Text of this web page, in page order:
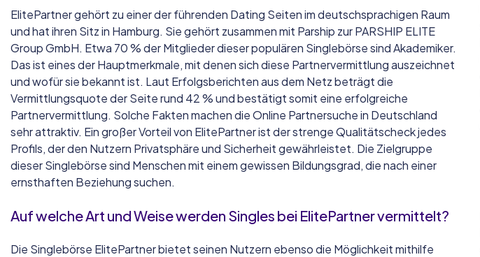
ElitePartner gehört zu einer der führenden Dating Seiten im deutschsprachigen Raum
und hat ihren Sitz in Hamburg. Sie gehört zusammen mit Parship zur PARSHIP ELITE
Group GmbH. Etwa 70 % der Mitglieder dieser populären Singlebörse sind Akademiker.
Das ist eines der Hauptmerkmale, mit denen sich diese Partnervermittlung auszeichnet
und wofür sie bekannt ist. Laut Erfolgsberichten aus dem Netz beträgt die
Vermittlungsquote der Seite rund 42 % und bestätigt somit eine erfolgreiche
Partnervermittlung. Solche Fakten machen die Online Partnersuche in Deutschland
sehr attraktiv. Ein großer Vorteil von ElitePartner ist der strenge Qualitätscheck jedes
Profils, der den Nutzern Privatsphäre und Sicherheit gewährleistet. Die Zielgruppe
dieser Singlebörse sind Menschen mit einem gewissen Bildungsgrad, die nach einer
ernsthaften Beziehung suchen.
Auf welche Art und Weise werden Singles bei ElitePartner vermittelt?
Die Singlebörse ElitePartner bietet seinen Nutzern ebenso die Möglichkeit mithilfe